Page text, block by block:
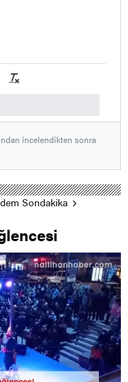
incelendikten sonra
Sondakika